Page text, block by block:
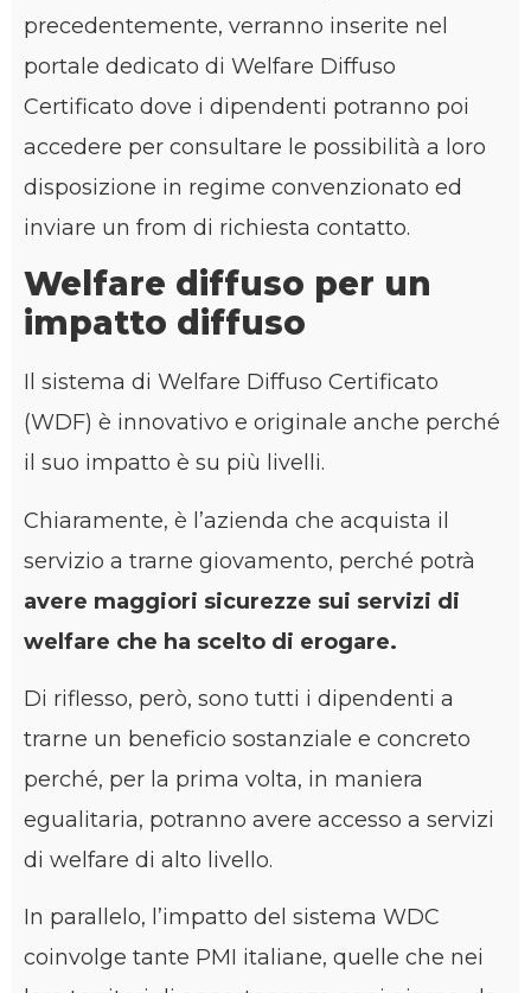
precedentemente, verranno inserite nel
portale dedicato di Welfare Diffuso
Certificato dove i dipendenti potranno poi
accedere per consultare le possibilità a loro
disposizione in regime convenzionato ed
inviare un from di richiesta contatto.
Welfare diffuso per un
impatto diffuso
Il sistema di Welfare Diffuso Certificato
(WDF) è innovativo e originale anche perché
il suo impatto è su più livelli.
Chiaramente, è l’azienda che acquista il
servizio a trarne giovamento, perché potrà
avere maggiori sicurezze sui servizi di
welfare che ha scelto di erogare.
Di riflesso, però, sono tutti i dipendenti a
trarne un beneficio sostanziale e concreto
perché, per la prima volta, in maniera
egualitaria, potranno avere accesso a servizi
di welfare di alto livello.
In parallelo, l’impatto del sistema WDC
coinvolge tante PMI italiane, quelle che nei